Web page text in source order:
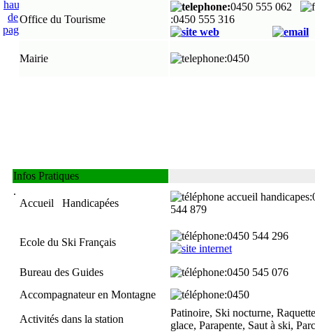
Office du Tourisme
:0450 555 062
:0450 555 316
Mairie :0450
Infos Pratiques
.
Accueil Handicapées
544 879
Ecole du Ski Français
:0450 544 296
Bureau des Guides
:0450 545 076
Accompagnateur en Montagne
:0450
Activités dans la station
Patinoire, Ski nocturne,
glace, Parapente, Saut à ski,